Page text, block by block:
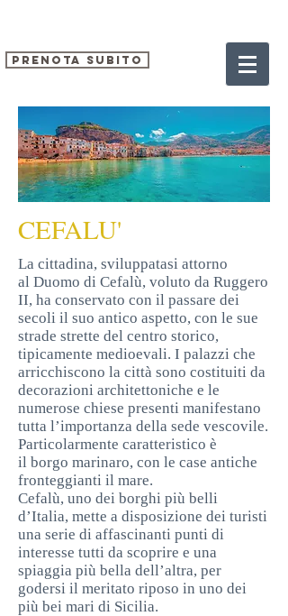
PRENOTA SUBITO
CEFALU'
La cittadina, sviluppatasi attorno
al Duomo di Cefalù, voluto da Ruggero
II, ha conservato con il passare dei
secoli il suo antico aspetto, con le sue
strade strette del centro storico,
tipicamente medioevali. I palazzi che
arricchiscono la città sono costituiti da
decorazioni architettoniche e le
numerose chiese presenti manifestano
tutta l’importanza della sede vescovile.
Particolarmente caratteristico è
il borgo marinaro, con le case antiche
fronteggianti il mare.
Cefalù, uno dei borghi più belli
d’Italia, mette a disposizione dei turisti
una serie di affascinanti punti di
interesse tutti da scoprire e una
spiaggia più bella dell’altra, per
godersi il meritato riposo in uno dei
più bei mari di Sicilia.